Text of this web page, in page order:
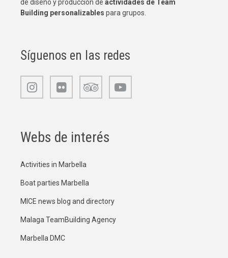
de diseño y producción de actividades de Team
Building personalizables para grupos.
Síguenos en las redes
Webs de interés
Activities in Marbella
Boat parties Marbella
MICE news blog and directory
Malaga TeamBuilding Agency
Marbella DMC